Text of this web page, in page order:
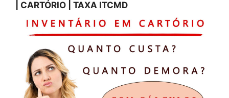
| CARTÓRIO | TAXA ITCMD